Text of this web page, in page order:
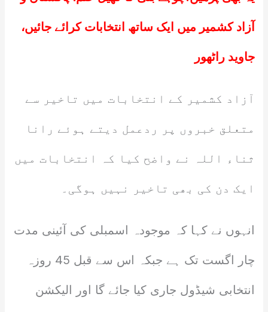
آزاد کشمیر میں ایک ساتھ انتخابات کرائے جائیں،
جاوید راٹھور
آزاد کشمیر کے انتخابات میں تاخیر سے
متعلق خبروں پر ردعمل دیتے ہوئے رانا
ثناء اللہ نے واضح کیا کہ انتخابات میں
ایک دن کی بھی تاخیر نہیں ہوگی۔
انہوں نے کہا کہ موجودہ اسمبلی کی آئینی مدت
چار اگست تک ہے جبکہ اس سے قبل 45 روزہ
انتخابی شیڈول جاری کیا جائے گا اور الیکشن